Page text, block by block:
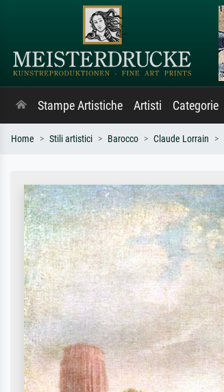
Stampe Artistiche Artisti Categorie
Home Stili artistici Barocco Claude Lorrain